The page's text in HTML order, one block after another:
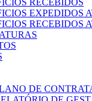
RECEBIDOS
EXPEDIDOS
RECEBIDOS
DE